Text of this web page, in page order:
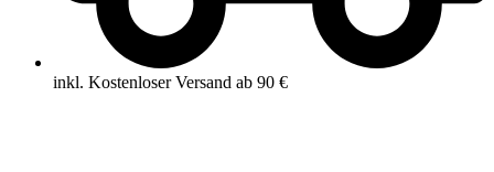
inkl. Kostenloser Versand ab 90 €